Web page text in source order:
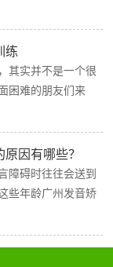
练
其实并不是一个很
困难的朋友们来
因有哪些？
障碍时往往会送到
些年龄广州发音矫